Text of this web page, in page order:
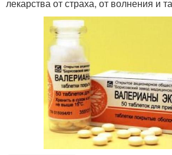
лекарства от страха, от волнения и